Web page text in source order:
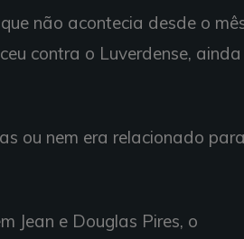
não acontecia desde o
contra o Luverdense, ainda
ou nem era relacionado para
Jean e Douglas Pires, o